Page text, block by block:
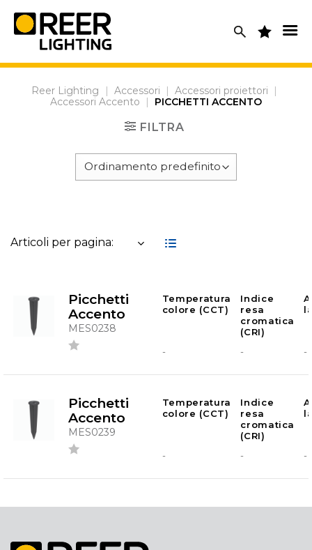
content
Reer Lighting | Accessori | Accessori proiettori
|
Accessori Accento
| PICCHETTI ACCENTO
FILTRA
Articoli per pagina:
Picchetti
Accento
MES0238
Temperatura
colore (CCT)
Indice
resa
cromatica
(CRI)
- - -
Picchetti
Accento
MES0239
Temperatura
colore (CCT)
Indice
resa
cromatica
(CRI)
- - -